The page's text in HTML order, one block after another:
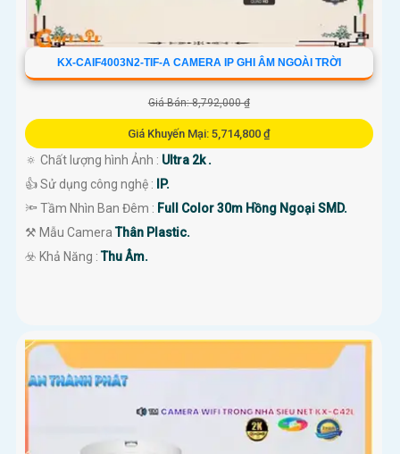
KX-CAIF4003N2-TIF-A CAMERA IP GHI ÂM NGOÀI TRỜI
Giá Bán: 8,792,000 ₫
Giá Khuyến Mại: 5,714,800 ₫
🔅 Chất lượng hình Ảnh : Ultra 2k .
👍 Sử dụng công nghệ :
IP.
🔦 Tầm Nhìn Ban Đêm : Full Color 30m Hồng Ngoại SMD.
⚒ Mẫu CameraThân Plastic.
️☣️ Khả Năng :Thu Âm.